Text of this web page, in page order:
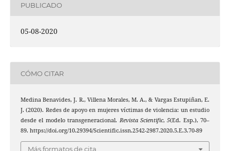
PUBLICADO
05-08-2020
CÓMO CITAR
Medina Benavides, J. R., Villena Morales, M. A., & Vargas Estupiñan, E.
J. (2020). Redes de apoyo en mujeres víctimas de violencia: un estudio
desde el modelo transgeneracional. Revista Scientific,5(Ed. Esp.), 70–
89. https://doi.org/10.29394/Scientific.issn.2542-2987.2020.5.E.3.70-89
Más formatos de cita